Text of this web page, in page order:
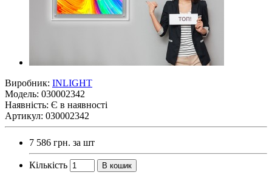
Виробник: INLIGHT
Модель: 030002342
Наявність: Є в наявності
Артикул: 030002342
7 586 грн. за шт
Кількість В кошик